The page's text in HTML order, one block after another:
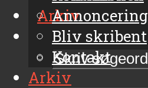
Arkiv
Annoncering
Bliv skribent
Kontakt
Arkiv